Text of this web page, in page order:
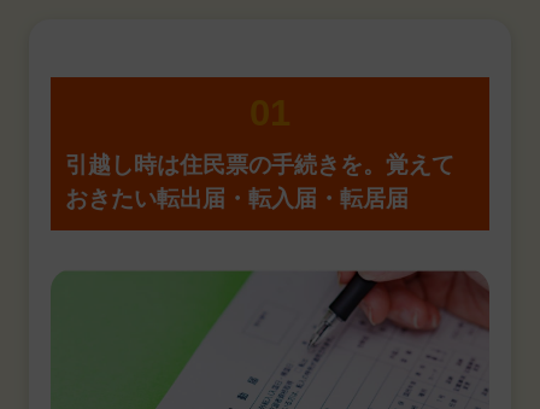
引越し時は住民票の手続きを。 覚えて
おきたい転出届・転入届・転居届